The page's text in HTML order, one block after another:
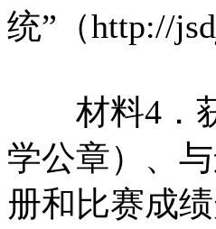
统”（http://
材料4．获
学公章）、
册和比赛成